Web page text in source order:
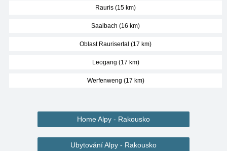
Rauris (15 km)
Saalbach (16 km)
Oblast Raurisertal (17 km)
Leogang (17 km)
Werfenweng (17 km)
Home Alpy - Rakousko
Ubytování Alpy - Rakousko